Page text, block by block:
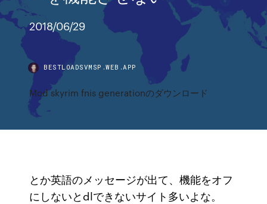
2018/06/29
BESTLOADSVMSP.WEB.APP
Mod skyrim fnis generationのダウンロード
とか英語のメッセージが出て、機能をオフ
にしないとdlできないサイト多いよな。